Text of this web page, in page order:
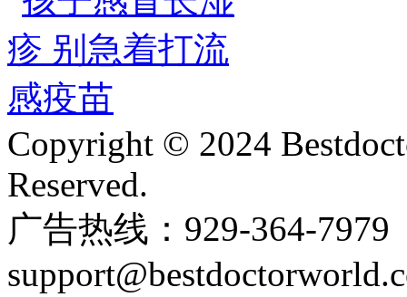
Copyright © 2024
Reserved.
广告热线：929-364-